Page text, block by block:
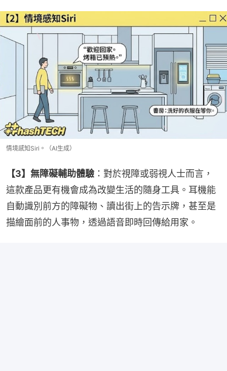
情境感知Siri。（AI生成）
【3】無障礙輔助體驗 ：對於視障或弱視人士而言，
這款產品更有機會成為改變生活的隨身工具。耳機能
自動識別前方的障礙物、讀出街上的告示牌，甚至是
描繪面前的人事物，透過語音即時回傳給用家。